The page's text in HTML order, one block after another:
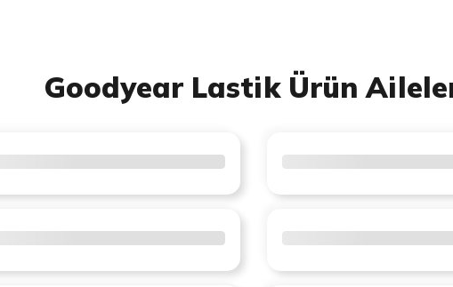
Goodyear Lastik Ürün